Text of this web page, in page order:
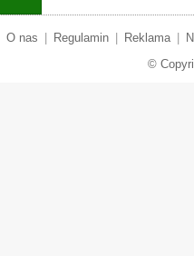
O nas Regulamin Reklama
©